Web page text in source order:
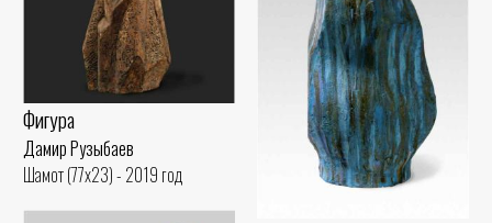
Фигура
Дамир Рузыбаев
Шамот (77x23) - 2019 год